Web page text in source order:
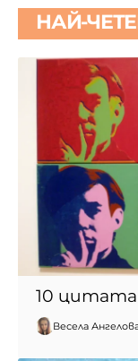
НАЙ-
10
Весела